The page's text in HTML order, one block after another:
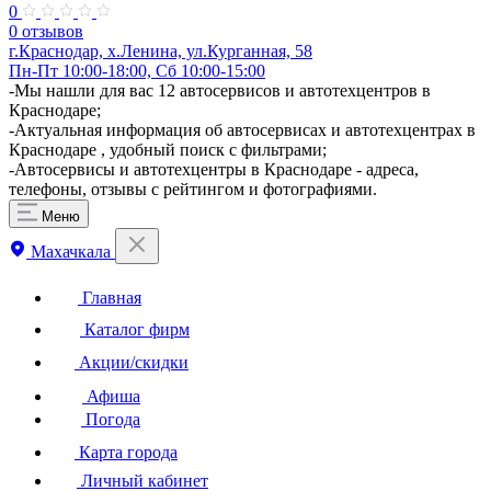
0
0 отзывов
г.Краснодар, х.Ленина, ул.Курганная, 58
Пн-Пт 10:00-18:00, Сб 10:00-15:00
-Мы нашли для вас 12 автосервисов и автотехцентров в
Краснодаре;
-Актуальная информация об автосервисах и автотехцентрах в
Краснодаре , удобный поиск с фильтрами;
-Автосервисы и автотехцентры в Краснодаре - адреса,
телефоны, отзывы с рейтингом и фотографиями.
Меню
Махачкала
Главная
Каталог фирм
Акции/скидки
Афиша
Погода
Карта города
Личный кабинет